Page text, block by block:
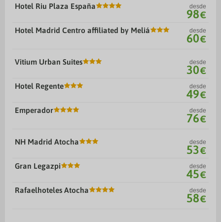
Hotel Riu Plaza España
desde
98€
Hotel Madrid Centro affiliated by Meliá desde
60€
Vitium Urban Suites desde
30€
Hotel Regente desde
49€
Emperador desde
76€
NH Madrid Atocha desde
53€
Gran Legazpi desde
45€
Rafaelhoteles Atocha desde
58€